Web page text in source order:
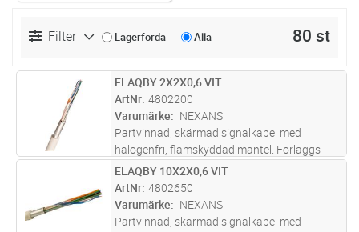
Filter Lagerförda Alla 80 st
M Lägg i kundvagn
ELAQBY 2X2X0,6 VIT
ArtNr 4802200
Varumärke
NEXANS
Partvinnad, skärmad signalkabel med
halogenfri, flamskyddad mantel. Förläggs
inom- och utomhus, även i mark i slang/rör.
Uppfyller brandkrav enligt CPR klass
Dcas2d2a2.
M Lägg i kundvagn
ELAQBY 10X2X0,6 VIT
ArtNr 4802650
Varumärke
NEXANS
Partvinnad, skärmad signalkabel med